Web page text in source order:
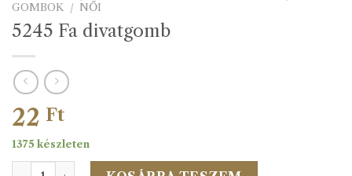
GOMBOK / NŐI
5245 Fa divatgomb
22 Ft
1375 készleten
5245 Fa divatgomb mennyiség